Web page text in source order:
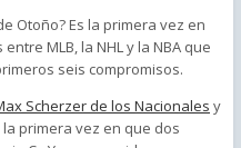
Otoño? Es la primera vez en
MLB, la NHL y la NBA que
seis compromisos.
Scherzer de los Nacionales y
primera vez en que dos